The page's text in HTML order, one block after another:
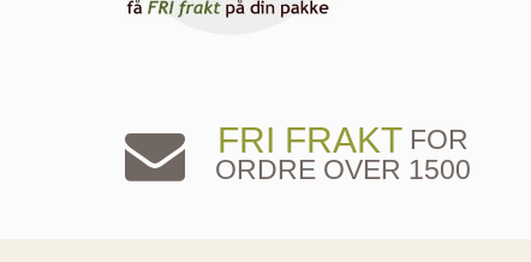
FRI FRAKT FOR
ORDRE OVER 1500